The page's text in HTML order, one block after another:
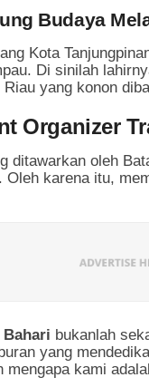
Budaya
Kota
Di sinilah
yang konon
Organizer
ditawarkan oleh
karena itu,
Bahari bukanlah
yang
kami